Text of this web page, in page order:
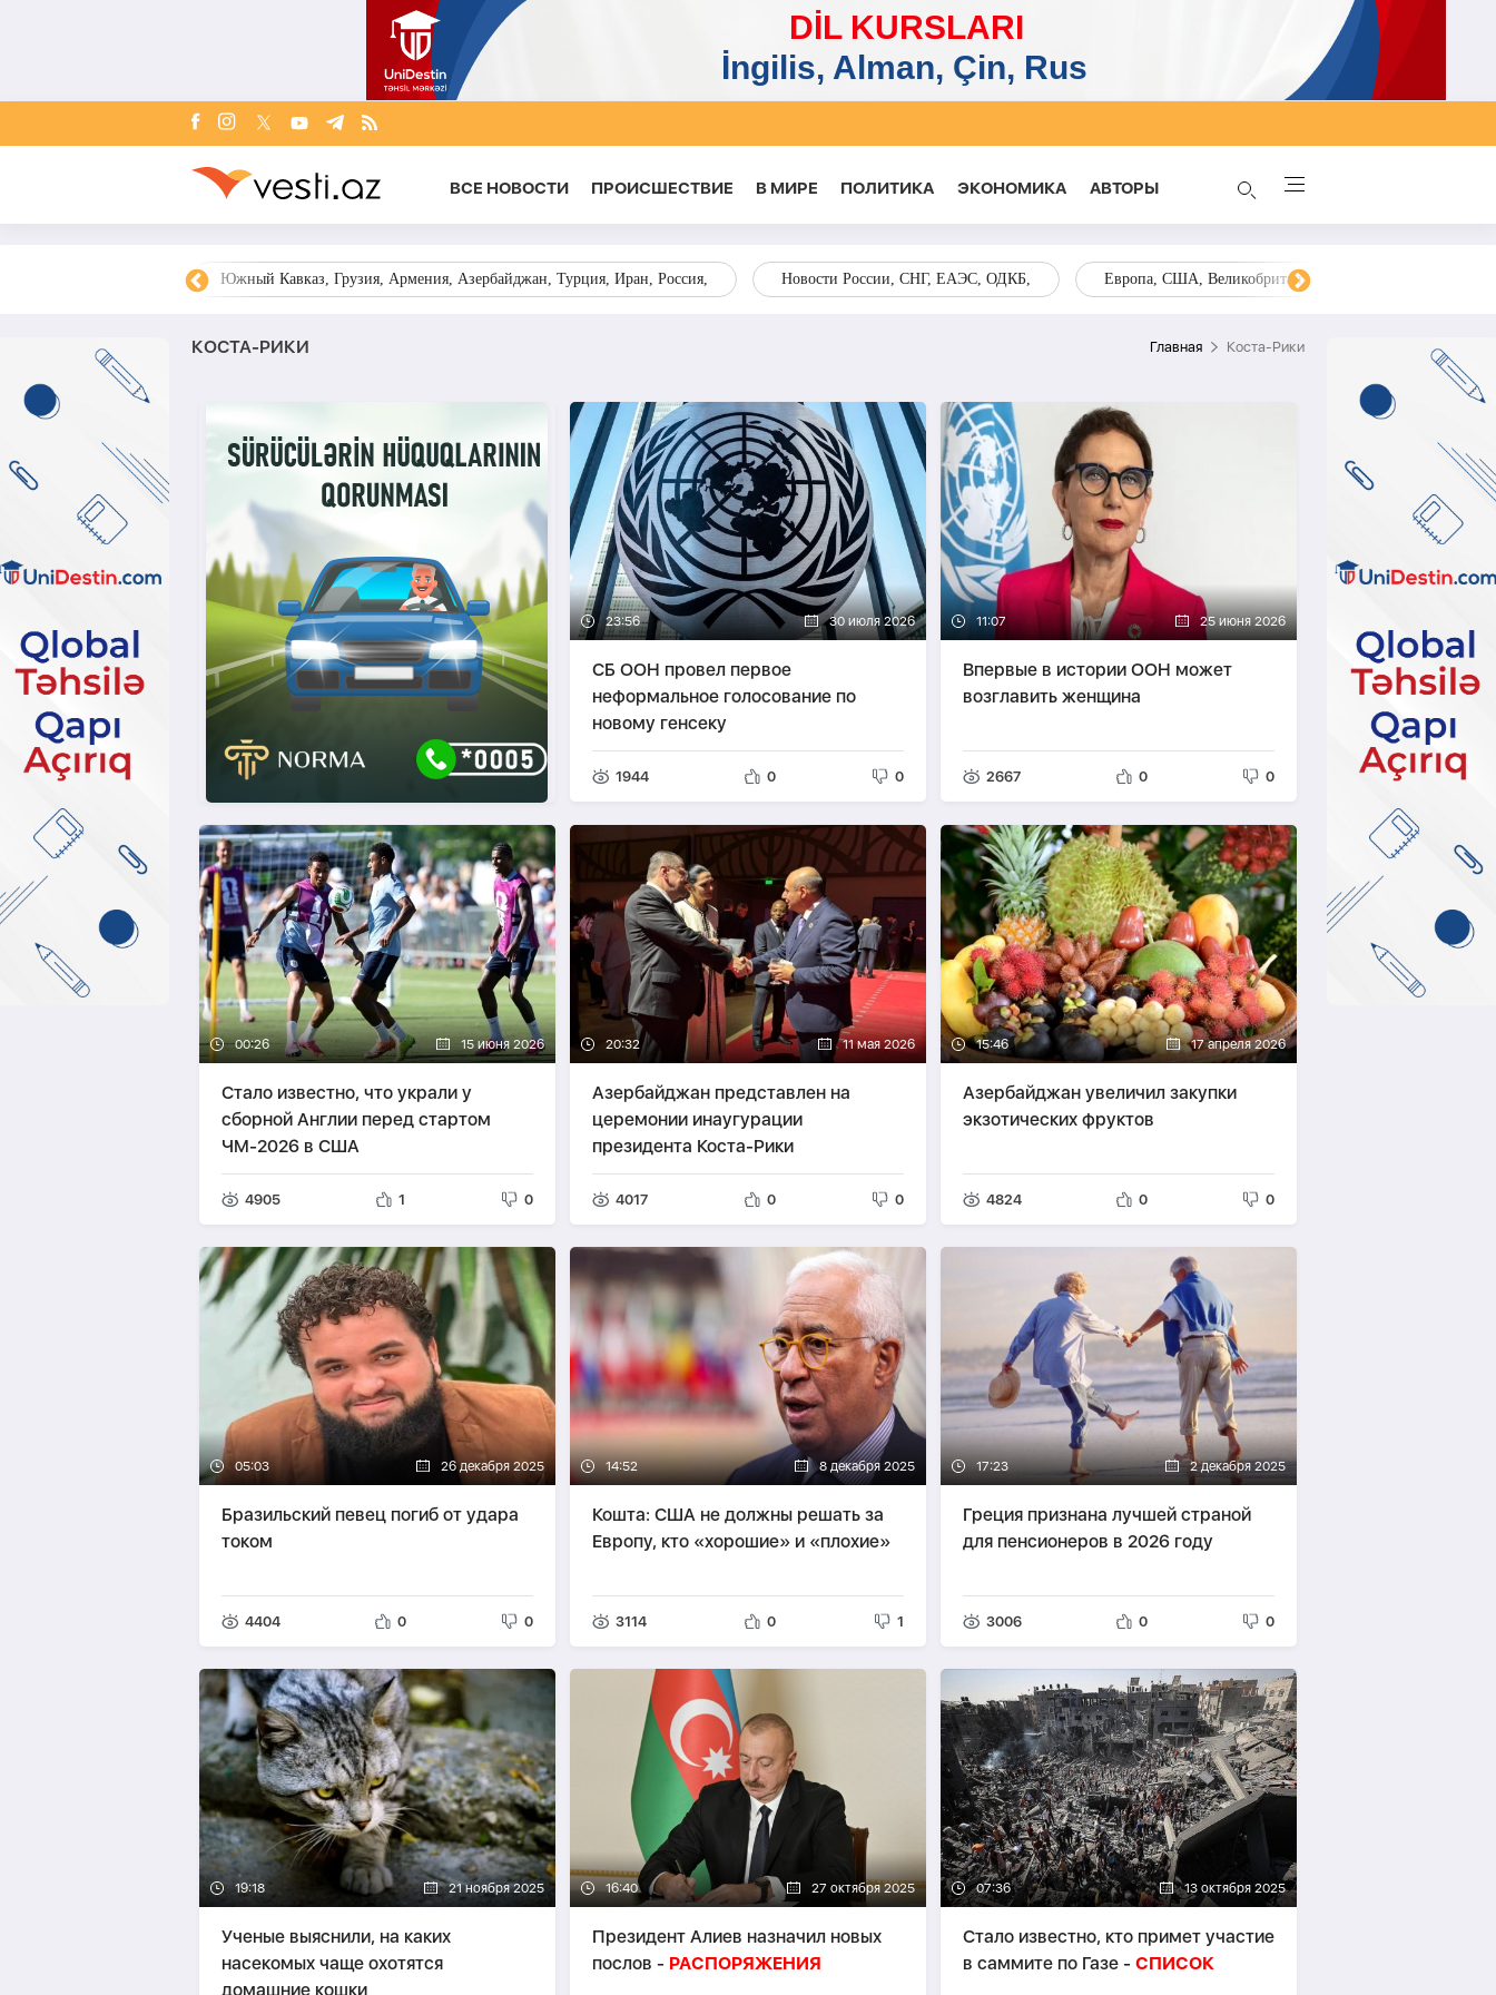
ВСЕ НОВОСТИ ПРОИСШЕСТВИЕ В МИРЕ ПОЛИТИКА ЭКОНОМИКА AВТОРЫ
Южный Кавказ, Грузия, Армения, Азербайджан, Турция, Иран, Россия, Новости России, СНГ, ЕАЭС, ОДКБ, Европа, США, Великобритания, Украина, Запад,
КОСТА-РИКИ Главная Коста-Рики
23:56 30 июля 2026
СБ ООН провел первое
неформальное голосование по
новому генсеку
1944 0 0
11:07 25 июня 2026
Впервые в истории ООН может
возглавить женщина
2667 0 0
00:26 15 июня 2026
Стало известно, что украли у
сборной Англии перед стартом
ЧМ-2026 в США
4905 1 0
20:32 11 мая 2026
Азербайджан представлен на
церемонии инаугурации
президента Коста-Рики
4017 0 0
15:46 17 апреля 2026
Азербайджан увеличил закупки
экзотических фруктов
4824 0 0
05:03 26 декабря 2025
Бразильский певец погиб от удара
током
4404 0 0
14:52 8 декабря 2025
Кошта: США не должны решать за
Европу, кто «хорошие» и «плохие»
3114 0 1
17:23 2 декабря 2025
Греция признана лучшей страной
для пенсионеров в 2026 году
3006 0 0
19:18 21 ноября 2025
Ученые выяснили, на каких
насекомых чаще охотятся
домашние кошки
16:40 27 октября 2025
Президент Алиев назначил новых
послов - РАСПОРЯЖЕНИЯ
07:36 13 октября 2025
Стало известно, кто примет участие
в саммите по Газе - СПИСОК